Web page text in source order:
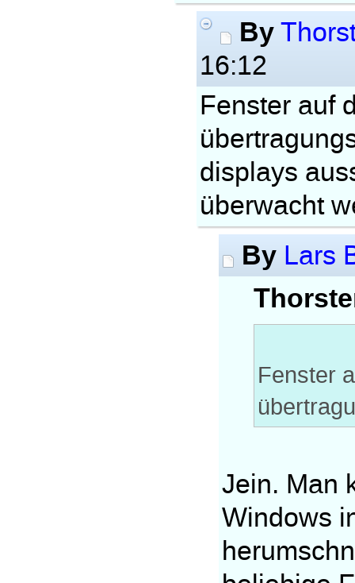
By
16:12
Fenster auf
displays
überwacht
By Lars
Fenster
Jein. Man
Windows